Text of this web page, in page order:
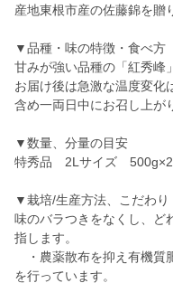
産地東根市産の佐藤錦を贈
▼品種・味の特徴・食べ方
甘みが強い品種の「紅秀峰
お届け後は急激な温度変化
含め一両日中にお召し上が
▼数量、分量の目安
特秀品 2Lサイズ 500g×2
▼栽培/生産方法、こだわり
味のバラつきをなくし、ど
指します。
・農薬散布を抑え有機質
を行っています。